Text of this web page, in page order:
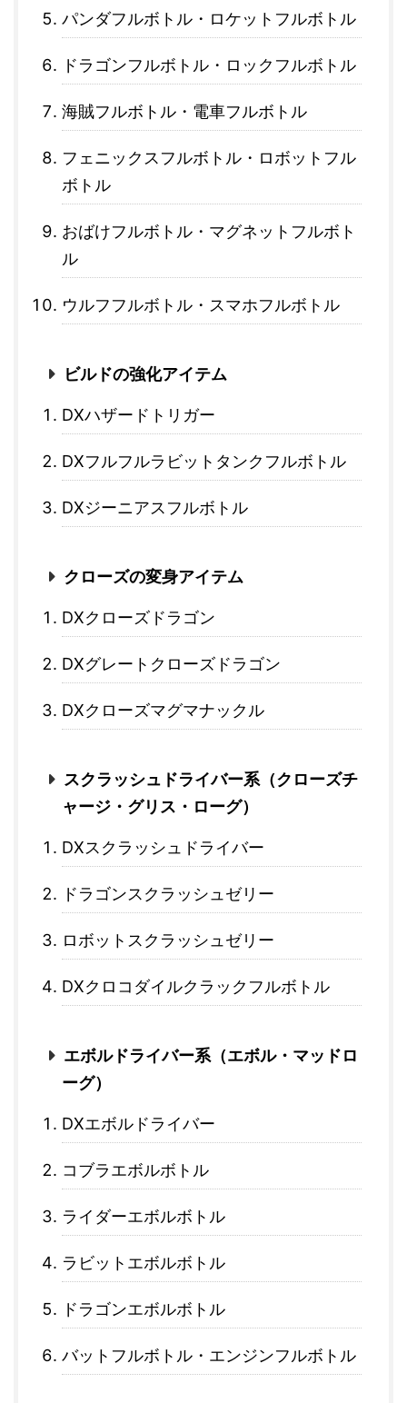
パンダフルボトル・ロケットフルボトル
ドラゴンフルボトル・ロックフルボトル
海賊フルボトル・電車フルボトル
フェニックスフルボトル・ロボットフル
ボトル
おばけフルボトル・マグネットフルボト
ル
ウルフフルボトル・スマホフルボトル
ビルドの強化アイテム
DXハザードトリガー
DXフルフルラビットタンクフルボトル
DXジーニアスフルボトル
クローズの変身アイテム
DXクローズドラゴン
DXグレートクローズドラゴン
DXクローズマグマナックル
スクラッシュドライバー系（クローズチ
ャージ・グリス・ローグ）
DXスクラッシュドライバー
ドラゴンスクラッシュゼリー
ロボットスクラッシュゼリー
DXクロコダイルクラックフルボトル
エボルドライバー系（エボル・マッドロ
ーグ）
DXエボルドライバー
コブラエボルボトル
ライダーエボルボトル
ラビットエボルボトル
ドラゴンエボルボトル
バットフルボトル・エンジンフルボトル